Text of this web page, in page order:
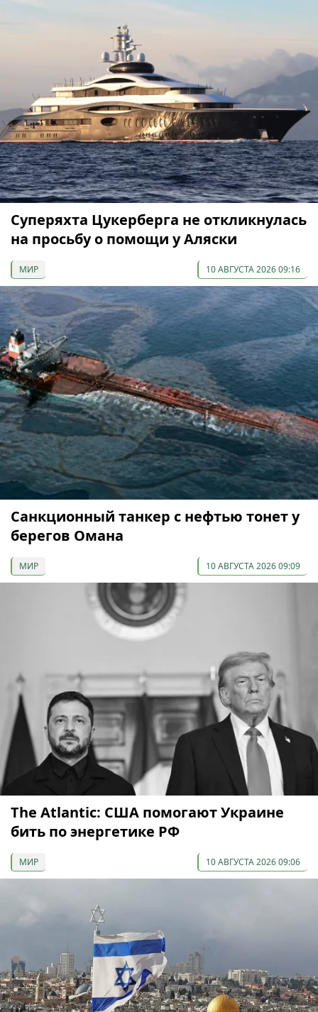
Суперяхта Цукерберга не откликнулась
на просьбу о помощи у Аляски
МИР 10 АВГУСТА 2026 09:16
Санкционный танкер с нефтью тонет у
берегов Омана
МИР 10 АВГУСТА 2026 09:09
The Atlantic: США помогают Украине
бить по энергетике РФ
МИР 10 АВГУСТА 2026 09:06